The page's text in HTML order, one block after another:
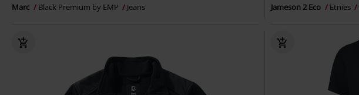
Marc Black Premium by EMP Jeans Jameson 2 Eco Etnies